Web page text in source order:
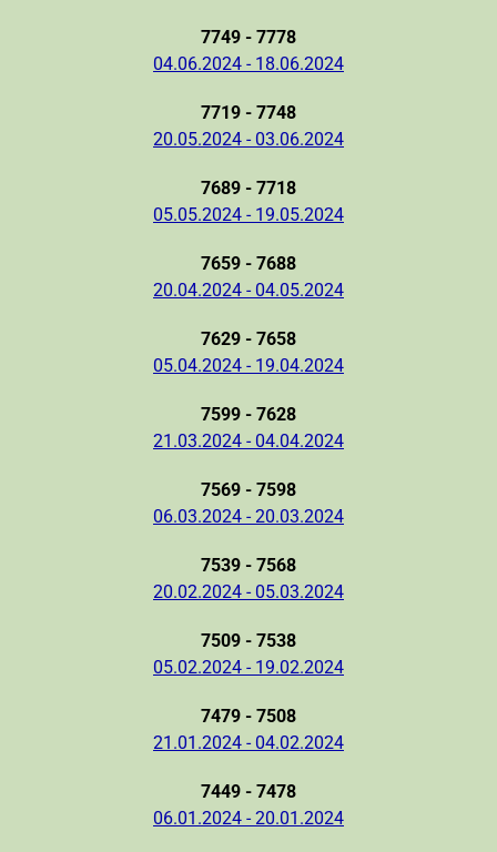
7749 - 7778
04.06.2024 - 18.06.2024
7719 - 7748
20.05.2024 - 03.06.2024
7689 - 7718
05.05.2024 - 19.05.2024
7659 - 7688
20.04.2024 - 04.05.2024
7629 - 7658
05.04.2024 - 19.04.2024
7599 - 7628
21.03.2024 - 04.04.2024
7569 - 7598
06.03.2024 - 20.03.2024
7539 - 7568
20.02.2024 - 05.03.2024
7509 - 7538
05.02.2024 - 19.02.2024
7479 - 7508
21.01.2024 - 04.02.2024
7449 - 7478
06.01.2024 - 20.01.2024